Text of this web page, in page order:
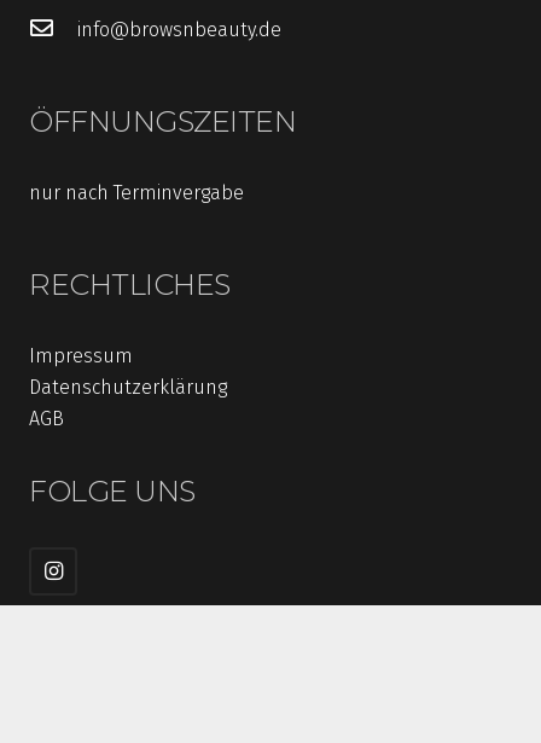
info@browsnbeauty.de
ÖFFNUNGSZEITEN
nur nach Terminvergabe
RECHTLICHES
Impressum
Datenschutzerklärung
AGB
FOLGE UNS